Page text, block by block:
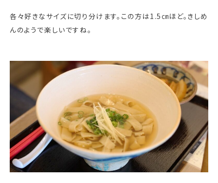
各々好きなサイズに切り分けます。この方は1.5㎝ほど。きしめ
んのようで楽しいですね。